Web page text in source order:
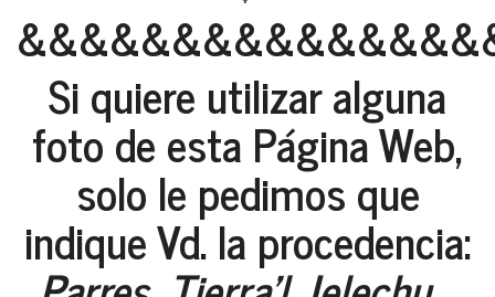
Si quiere utilizar alguna
foto de esta Página Web,
solo le pedimos que
indique Vd. la procedencia: